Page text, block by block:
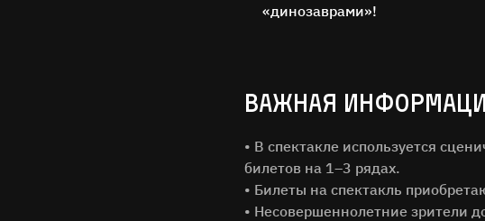
«динозаврами»!
ВАЖНАЯ
• В спектакле используется
билетов на 1–3 рядах.
• Билеты на спектакль
• Несовершеннолетние зрители
Город
Email